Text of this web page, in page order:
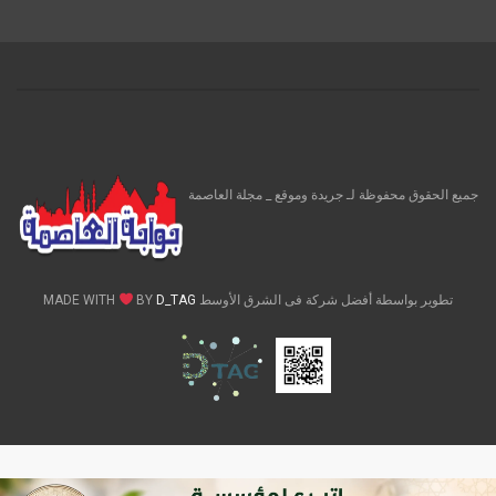
جميع الحقوق محفوظة لـ جريدة وموقع _ مجلة العاصمة
تطوير بواسطة أفضل شركة فى الشرق الأوسط MADE WITH BY D_TAG